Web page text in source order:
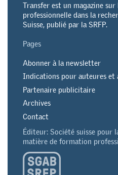
Transfer est un magazine
professionnelle dans la
Suisse, publié par la SRFP.
Pages
Abonner à la newsletter
Indications pour auteures et
Partenaire publicitaire
Archives
Contact
Éditeur: Société suisse pour
matière de formation